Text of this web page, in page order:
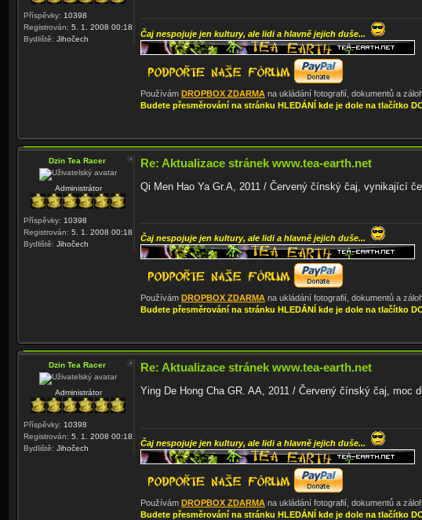
Příspěvky: 10398
Registrován: 5. 1. 2008 00:18
Bydliště: Jihočech
Čaj nespojuje jen kultury, ale lidi a hlavně jejich duše...
Používám DROPBOX ZDARMA na ukládání fotografií, dokumentů a
Budete přesměrování na stránku HLEDÁNÍ kde je dole na tlačítko
Dzin Tea Racer
Administrátor
Příspěvky: 10398
Registrován: 5. 1. 2008 00:18
Bydliště: Jihočech
Re: Aktualizace stránek www.tea-earth.net
Qi Men Hao Ya Gr.A, 2011 / Červený čínský čaj, vynikající
Čaj nespojuje jen kultury, ale lidi a hlavně jejich duše...
Používám DROPBOX ZDARMA na ukládání fotografií, dokumentů a
Budete přesměrování na stránku HLEDÁNÍ kde je dole na tlačítko
Dzin Tea Racer
Administrátor
Příspěvky: 10398
Registrován: 5. 1. 2008 00:18
Bydliště: Jihočech
Re: Aktualizace stránek www.tea-earth.net
Ying De Hong Cha GR. AA, 2011 / Červený čínský čaj, moc
Čaj nespojuje jen kultury, ale lidi a hlavně jejich duše...
Používám DROPBOX ZDARMA na ukládání fotografií, dokumentů a
Budete přesměrování na stránku HLEDÁNÍ kde je dole na tlačítko